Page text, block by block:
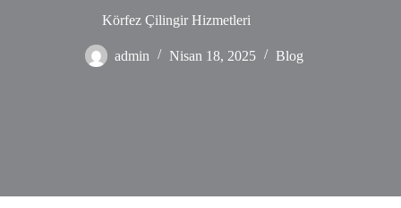
Körfez Çilingir Hizmetleri
admin Nisan 18, 2025 Blog